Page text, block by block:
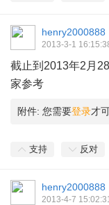
henry2000888
2013-3-1
截止到2013年2月
家参考
附件: 您需要登录才
支持 反对
henry2000888
2013-4-7